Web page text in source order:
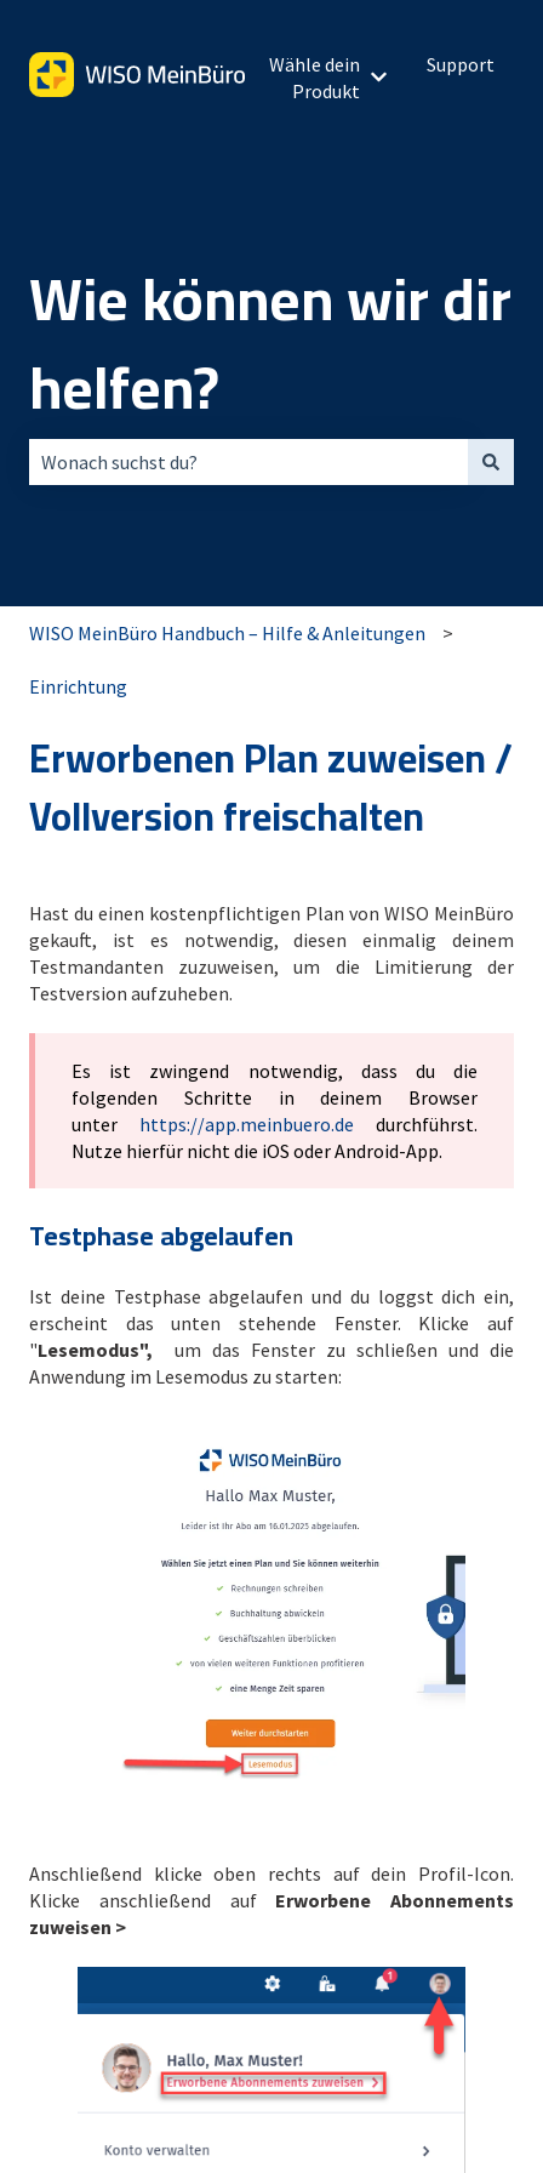
Wähle dein
Produkt
Untermenü für
Support
Wie können wir dir
helfen?
WISO MeinBüro Handbuch – Hilfe & Anleitungen
Einrichtung
Erworbenen Plan zuweisen /
Vollversion freischalten
Hast du einen kostenpflichtigen Plan von WISO MeinBüro
gekauft, ist es notwendig, diesen einmalig deinem
Testmandanten zuzuweisen, um die Limitierung der
Testversion aufzuheben.
Es ist zwingend notwendig, dass du die
folgenden Schritte in deinem Browser
unter https://app.meinbuero.de durchführst.
Nutze hierfür nicht die iOS oder Android-App.
Testphase abgelaufen
Ist deine Testphase abgelaufen und du loggst dich ein,
erscheint das unten stehende Fenster. Klicke auf
"Lesemodus", um das Fenster zu schließen und die
Anwendung im Lesemodus zu starten:
Anschließend klicke oben rechts auf dein Profil-Icon.
Klicke anschließend auf Erworbene Abonnements
zuweisen >